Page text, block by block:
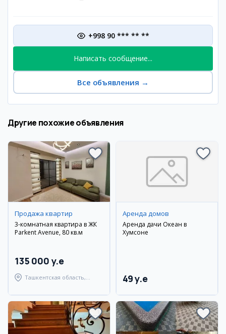
+998 90 *** ** **
Написать сообщение...
Все объявления →
Другие похожие объявления
Продажа квартир
3-комнатная квартира в ЖК
Parkent Avenue, 80 кв.м
135 000 y.e
Ташкентская область,
Аренда домов
Аренда дачи Океан в
Хумсоне
49 y.e